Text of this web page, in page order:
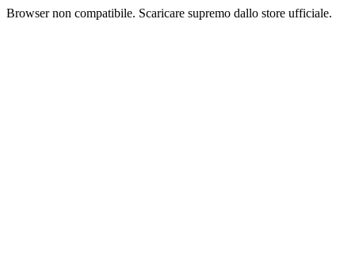
Browser non compatibile. Scaricare supremo dallo store ufficiale.